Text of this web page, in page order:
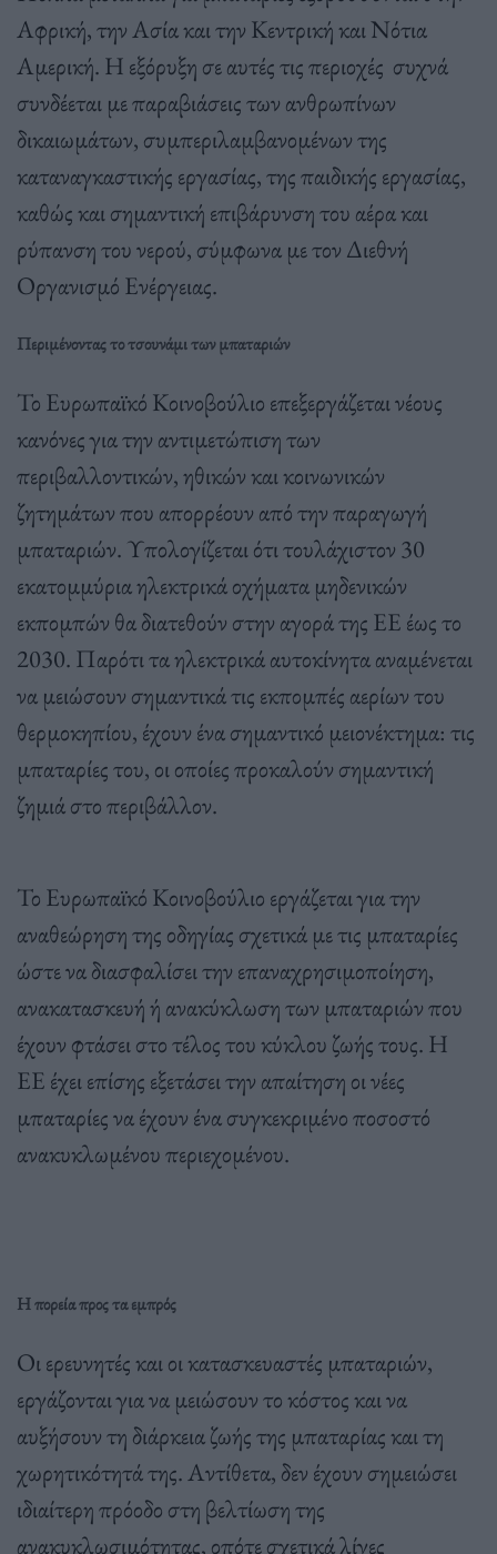
Αφρική, την Ασία και την Κεντρική και Νότια
Αμερική. Η εξόρυξη σε αυτές τις περιοχές συχνά
συνδέεται με παραβιάσεις των ανθρωπίνων
δικαιωμάτων, συμπεριλαμβανομένων της
καταναγκαστικής εργασίας, της παιδικής εργασίας,
καθώς και σημαντική επιβάρυνση του αέρα και
ρύπανση του νερού, σύμφωνα με τον Διεθνή
Οργανισμό Ενέργειας.
Περιμένοντας το τσουνάμι των μπαταριών
Το Ευρωπαϊκό Κοινοβούλιο επεξεργάζεται νέους
κανόνες για την αντιμετώπιση των
περιβαλλοντικών, ηθικών και κοινωνικών
ζητημάτων που απορρέουν από την παραγωγή
μπαταριών. Υπολογίζεται ότι τουλάχιστον 30
εκατομμύρια ηλεκτρικά οχήματα μηδενικών
εκπομπών θα διατεθούν στην αγορά της ΕΕ έως το
2030. Παρότι τα ηλεκτρικά αυτοκίνητα αναμένεται
να μειώσουν σημαντικά τις εκπομπές αερίων του
θερμοκηπίου, έχουν ένα σημαντικό μειονέκτημα: τις
μπαταρίες του, οι οποίες προκαλούν σημαντική
ζημιά στο περιβάλλον.
Το Ευρωπαϊκό Κοινοβούλιο εργάζεται για την
αναθεώρηση της οδηγίας σχετικά με τις μπαταρίες
ώστε να διασφαλίσει την επαναχρησιμοποίηση,
ανακατασκευή ή ανακύκλωση των μπαταριών που
έχουν φτάσει στο τέλος του κύκλου ζωής τους. Η
ΕΕ έχει επίσης εξετάσει την απαίτηση οι νέες
μπαταρίες να έχουν ένα συγκεκριμένο ποσοστό
ανακυκλωμένου περιεχομένου.
Η πορεία προς τα εμπρός
Οι ερευνητές και οι κατασκευαστές μπαταριών,
εργάζονται για να μειώσουν το κόστος και να
αυξήσουν τη διάρκεια ζωής της μπαταρίας και τη
χωρητικότητά της. Αντίθετα, δεν έχουν σημειώσει
ιδιαίτερη πρόοδο στη βελτίωση της
ανακυκλωσιμότητας, οπότε σχετικά λίγες